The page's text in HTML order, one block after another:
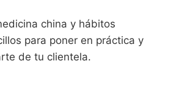
china y hábitos
para poner en práctica y
de tu clientela.